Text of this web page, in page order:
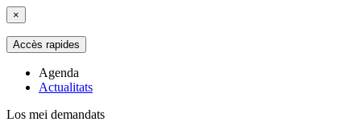
×
Accès rapides
Agenda
Actualitats
Los mei demandats